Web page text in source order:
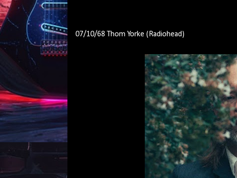
07/10/68 Thom Yorke (Radiohead)